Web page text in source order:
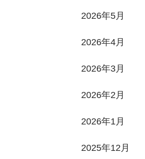
2026年5月
2026年4月
2026年3月
2026年2月
2026年1月
2025年12月